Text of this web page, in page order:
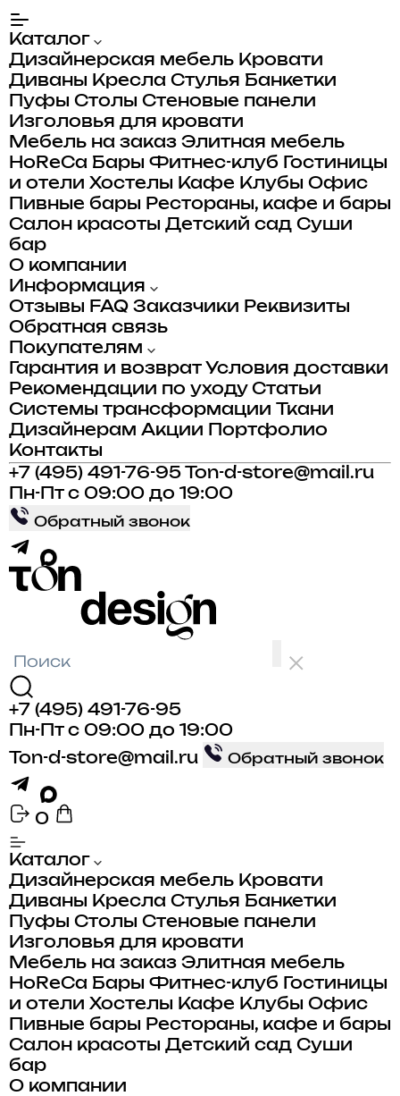
Каталог
Дизайнерская мебель Кровати
Диваны Кресла Стулья Банкетки
Пуфы Столы Стеновые панели
Изголовья для кровати
Мебель на заказ Элитная мебель
HoReCa Бары Фитнес-клуб
Гостиницы
и отели Хостелы Кафе Клубы Офис
Пивные бары Рестораны, кафе и бары
Салон красоты Детский сад Суши
бар
О компании
Информация
Отзывы FAQ Заказчики Реквизиты
Обратная связь
Покупателям
Гарантия и возврат Условия доставки
Рекомендации по уходу Статьи
Системы трансформации
Ткани
Дизайнерам Акции
Портфолио
Контакты
+7 (495) 491-76-95
Ton-d-store@mail.ru
Пн-Пт с 09:00 до 19:00
Обратный звонок
+7 (495) 491-76-95
Пн-Пт с 09:00 до 19:00
Ton-d-store@mail.ru
Обратный звонок
0
Каталог
Дизайнерская мебель Кровати
Диваны Кресла Стулья Банкетки
Пуфы Столы Стеновые панели
Изголовья для кровати
Мебель на заказ Элитная мебель
HoReCa Бары Фитнес-клуб
Гостиницы
и отели Хостелы Кафе Клубы Офис
Пивные бары Рестораны, кафе и бары
Салон красоты Детский сад Суши
бар
О компании